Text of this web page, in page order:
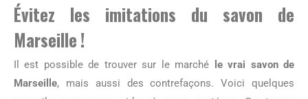
Évitez les imitations du savon de
Marseille !
Il est possible de trouver sur le marché
le vrai savon de
Marseille, mais aussi des contrefaçons. Voici quelques